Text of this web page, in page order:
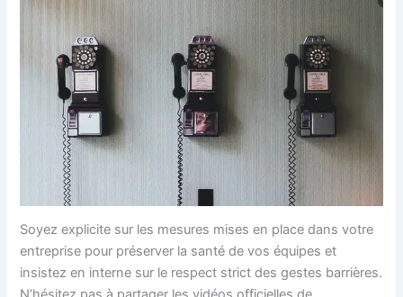
Soyez explicite sur les mesures mises en place dans votre
entreprise pour préserver la santé de vos équipes et
insistez en interne sur le respect strict des gestes barrières.